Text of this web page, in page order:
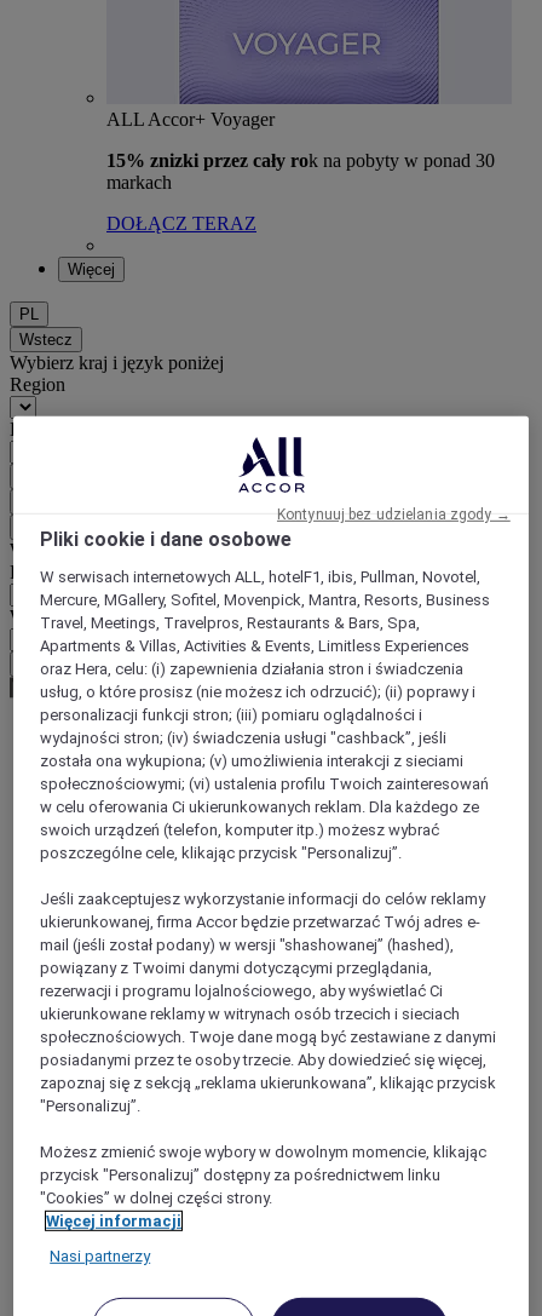
ALL Accor+ Voyager
15% znizki przez cały rok na pobyty w ponad 30
markach
DOŁĄCZ TERAZ
Więcej
PL
Wstecz
Wybierz kraj i język poniżej
Region
Kraj/region-język
Wstecz
Wybierz walutę poniżej
Region
Waluta
Potwierdź walutę
World
Europe
Italy
LATIUM
Rome
ROME, Włochy
Mercure Roma Centro Termini
Mercure Roma Centro Termini to elegancki i nowoczesny
od dworca Termini i głównych atrakcji, takich jak Colosseum
Pliki cookie i dane osobowe
W serwisach internetowych ALL, hotelF1, ibis, Pullman, Novotel,
Mercure, MGallery, Sofitel, Movenpick, Mantra, Resorts, Business
Travel, Meetings, Travelpros, Restaurants & Bars, Spa,
Apartments & Villas, Activities & Events, Limitless Experiences
oraz Hera, celu: (i) zapewnienia działania stron i świadczenia
usług, o które prosisz (nie możesz ich odrzucić); (ii) poprawy i
personalizacji funkcji stron; (iii) pomiaru oglądalności i
wydajności stron; (iv) świadczenia usługi "cashback”, jeśli
została ona wykupiona; (v) umożliwienia interakcji z sieciami
społecznościowymi; (vi) ustalenia profilu Twoich zainteresowań
w celu oferowania Ci ukierunkowanych reklam. Dla każdego ze
swoich urządzeń (telefon, komputer itp.) możesz wybrać
poszczególne cele, klikając przycisk "Personalizuj”.
Jeśli zaakceptujesz wykorzystanie informacji do celów reklamy
ukierunkowanej, firma Accor będzie przetwarzać Twój adres e-
mail (jeśli został podany) w wersji "shashowanej” (hashed),
powiązany z Twoimi danymi dotyczącymi przeglądania,
rezerwacji i programu lojalnościowego, aby wyświetlać Ci
ukierunkowane reklamy w witrynach osób trzecich i sieciach
społecznościowych. Twoje dane mogą być zestawiane z danymi
posiadanymi przez te osoby trzecie. Aby dowiedzieć się więcej,
zapoznaj się z sekcją „reklama ukierunkowana”, klikając przycisk
"Personalizuj”.
Możesz zmienić swoje wybory w dowolnym momencie, klikając
przycisk "Personalizuj” dostępny za pośrednictwem linku
"Cookies” w dolnej części strony.
Więcej informacji
Nasi partnerzy
Kontynuuj bez udzielania zgody →